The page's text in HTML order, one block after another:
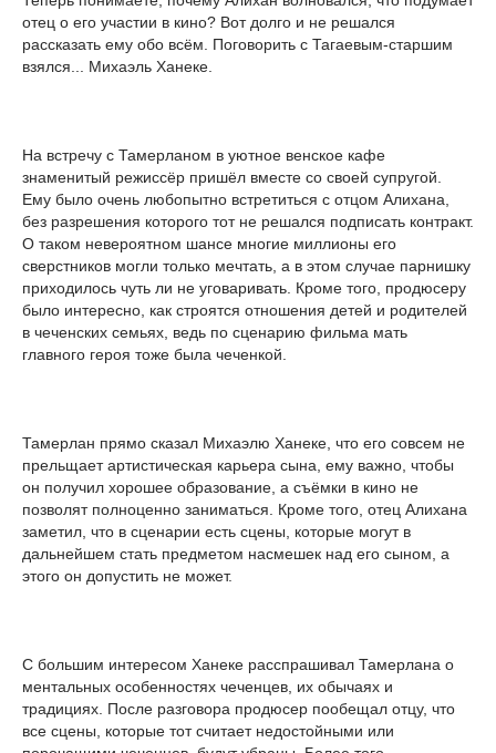
отец о его участии в кино? Вот долго и не решался
рассказать ему обо всём. Поговорить с Тагаевым-старшим
взялся... Михаэль Ханеке.
На встречу с Тамерланом в уютное венское кафе
знаменитый режиссёр пришёл вместе со своей супругой.
Ему было очень любопытно встретиться с отцом Алихана,
без разрешения которого тот не решался подписать контракт.
О таком невероятном шансе многие миллионы его
сверстников могли только мечтать, а в этом случае парнишку
приходилось чуть ли не уговаривать. Кроме того, продюсеру
было интересно, как строятся отношения детей и родителей
в чеченских семьях, ведь по сценарию фильма мать
главного героя тоже была чеченкой.
Тамерлан прямо сказал М­ихаэлю Ханеке, что его совсем не
прельщает артистическая карьера сына, ему важно, чтобы
он получил хорошее образование, а съёмки в кино не
позволят полноценно заниматься. Кроме того, отец Алихана
заметил, что в сценарии есть сцены, которые могут в
дальнейшем стать предметом насмешек над его сыном, а
этого он допустить не может.
С большим интересом Ханеке расспрашивал Тамерлана о
ментальных особенностях чеченцев, их обычаях и
традициях. После разговора продюсер пообещал отцу, что
все сцены, которые тот считает недостойными или